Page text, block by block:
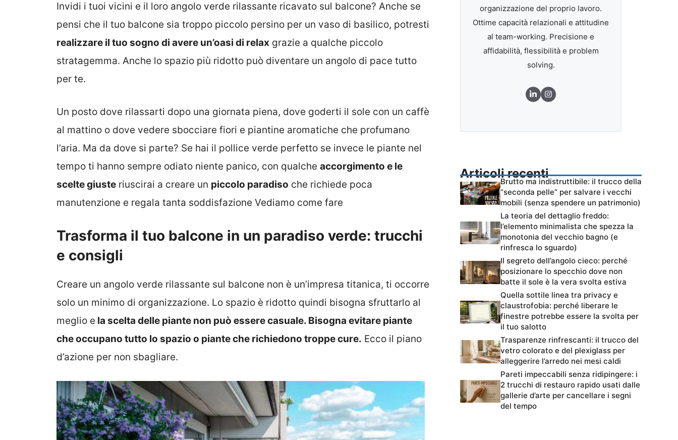
Invidi i tuoi vicini e il loro angolo verde rilassante ricavato sul balcone? Anche se
pensi che il tuo balcone sia troppo piccolo persino per un vaso di basilico, potresti
realizzare il tuo sogno di avere un’oasi di relax grazie a qualche piccolo
stratagemma. Anche lo spazio più ridotto può diventare un angolo di pace tutto
per te.
Un posto dove rilassarti dopo una giornata piena, dove goderti il sole con un caffè
al mattino o dove vedere sbocciare fiori e piantine aromatiche che profumano
l’aria. Ma da dove si parte? Se hai il pollice verde perfetto se invece le piante nel
tempo ti hanno sempre odiato niente panico, con qualche accorgimento e le
scelte giuste riuscirai a creare un piccolo paradiso che richiede poca
manutenzione e regala tanta soddisfazione Vediamo come fare
Trasforma il tuo balcone in un paradiso verde: trucchi
e consigli
Creare un angolo verde rilassante sul balcone non è un’impresa titanica, ti occorre
solo un minimo di organizzazione. Lo spazio è ridotto quindi bisogna sfruttarlo al
meglio e la scelta delle piante non può essere casuale. Bisogna evitare piante
che occupano tutto lo spazio o piante che richiedono troppe cure. Ecco il piano
d’azione per non sbagliare.
organizzazione del proprio lavoro.
Ottime capacità relazionali e attitudine
al team-working. Precisione e
affidabilità, flessibilità e problem
solving.
Articoli recenti
Brutto ma indistruttibile: il trucco della
“seconda pelle” per salvare i vecchi
mobili (senza spendere un patrimonio)
La teoria del dettaglio freddo:
l’elemento minimalista che spezza la
monotonia del vecchio bagno (e
rinfresca lo sguardo)
Il segreto dell’angolo cieco: perché
posizionare lo specchio dove non
batte il sole è la vera svolta estiva
Quella sottile linea tra privacy e
claustrofobia: perché liberare le
finestre potrebbe essere la svolta per
il tuo salotto
Trasparenze rinfrescanti: il trucco del
vetro colorato e del plexiglass per
alleggerire l’arredo nei mesi caldi
Pareti impeccabili senza ridipingere: i
2 trucchi di restauro rapido usati dalle
gallerie d’arte per cancellare i segni
del tempo